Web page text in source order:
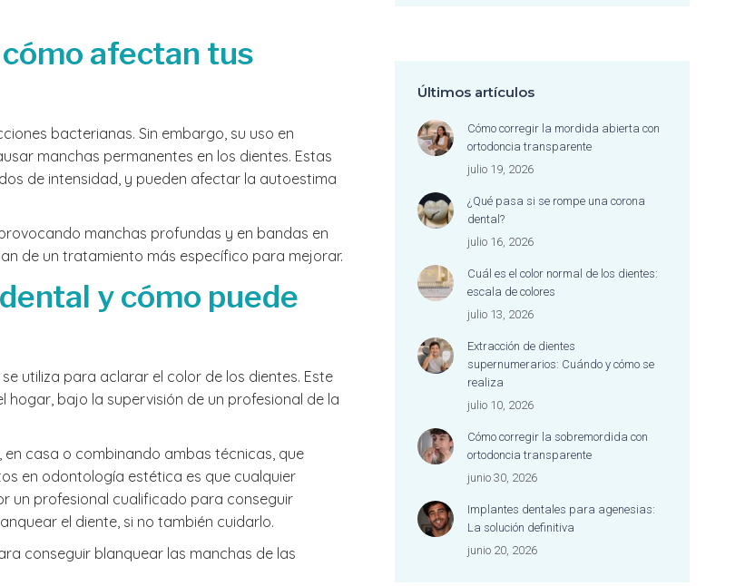
afectan tus
bacterianas. Sin embargo, su uso en
manchas permanentes en los dientes. Estas
de intensidad, y pueden afectar la autoestima
manchas profundas y en bandas en
de un tratamiento más específico para mejorar.
y cómo puede
utiliza para aclarar el color de los dientes. Este
bajo la supervisión de un profesional de la
casa o combinando ambas técnicas, que
en odontología estética es que cualquier
un profesional cualificado para conseguir
el diente, si no también cuidarlo.
conseguir blanquear las manchas de las
equipo también por su
higienista dental, que
trabaja con una
admirables, te hacen
dentista merece una
mención especial por su
cariñosa y empática con
la que atiende a cada
bien la excelencia
profesional con un trato
tan cercano, humano y
escuchada, cuidada y
acompañada durante
todo el proceso.
Últimos artículos
Cómo corregir la mordida abierta con
ortodoncia transparente
julio 19, 2026
¿Qué pasa si se rompe una corona
dental?
julio 16, 2026
Cuál es el color normal de los dientes:
escala de colores
julio 13, 2026
Extracción de dientes
supernumerarios: Cuándo y cómo se
realiza
julio 10, 2026
Cómo corregir la sobremordida con
ortodoncia transparente
junio 30, 2026
Implantes dentales para agenesias:
La solución definitiva
junio 20, 2026